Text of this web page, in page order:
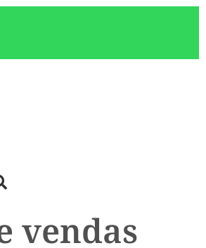
vendas